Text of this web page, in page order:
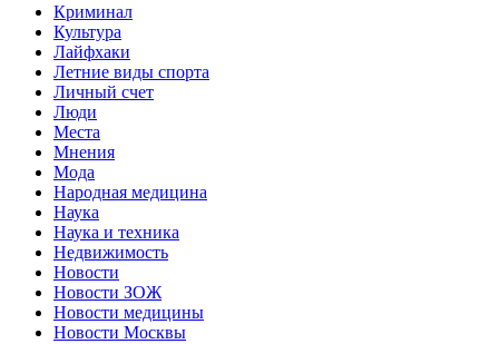
Криминал
Культура
Лайфхаки
Летние виды спорта
Личный счет
Люди
Места
Мнения
Мода
Народная медицина
Наука
Наука и техника
Недвижимость
Новости
Новости ЗОЖ
Новости медицины
Новости Москвы